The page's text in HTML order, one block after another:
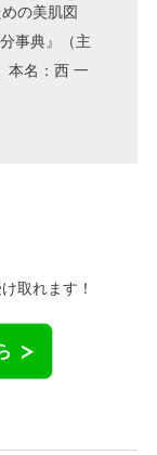
の美肌図
事典』（主
本名：西 一
取れます！